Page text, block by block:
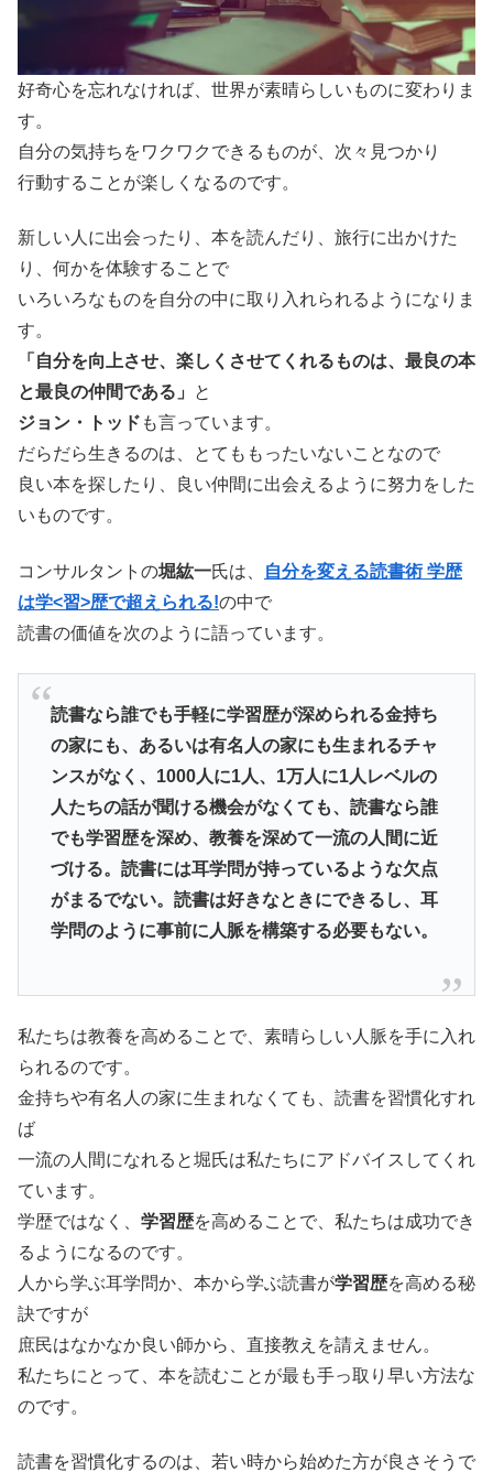
好奇心を忘れなければ、世界が素晴らしいものに変わりま
す。
自分の気持ちをワクワクできるものが、次々見つかり
行動することが楽しくなるのです。
新しい人に出会ったり、本を読んだり、旅行に出かけた
り、何かを体験することで
いろいろなものを自分の中に取り入れられるようになりま
す。
「自分を向上させ、楽しくさせてくれるものは、最良の本
と最良の仲間である」
と
ジョン・トッド も言っています。
だらだら生きるのは、とてももったいないことなので
良い本を探したり、良い仲間に出会えるように努力をした
いものです。
コンサルタントの堀紘一氏は、
自分を変える読書術 学歴
は学<習>歴で超えられる!の中で
読書の価値を次のように語っています。
読書なら誰でも手軽に学習歴が深められる金持ち
の家にも、あるいは有名人の家にも生まれるチャ
ンスがなく、1000人に1人、1万人に1人レベルの
人たちの話が聞ける機会がなくても、 読書なら誰
でも学習歴を深め、 教養を深めて一流の人間に近
づける。 読書には耳学問が持っているような欠点
がまるでない。読書は好きなときにできるし、 耳
学問のように事前に人脈を構築する必要もない。
私たちは教養を高めることで、素晴らしい人脈を手に入れ
られるのです。
金持ちや有名人の家に生まれなくても、読書を習慣化すれ
ば
一流の人間になれると堀氏は私たちにアドバイスしてくれ
ています。
学歴ではなく、 学習歴を高めることで、私たちは成功でき
るようになるのです。
人から学ぶ耳学問か、本から学ぶ読書が学習歴を高める秘
訣ですが
庶民はなかなか良い師から、直接教えを請えません。
私たちにとって、本を読むことが最も手っ取り早い方法な
のです。
読書を習慣化するのは、若い時から始めた方が良さそうで